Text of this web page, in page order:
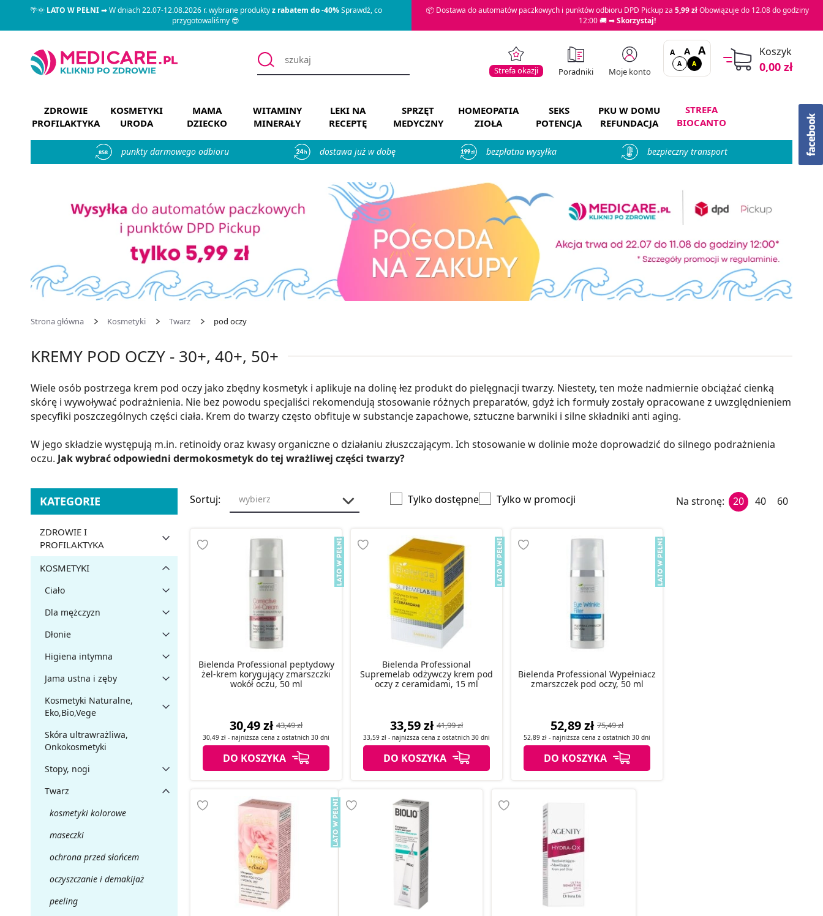
🌴🌞LATO W PEŁNI➡ W dniach 22.07-12.08.2026 r. wybrane produktyz rabatem do -40%Sprawdź, co
przygotowaliśmy 😎
📦 Dostawa do automatów paczkowych i punktów odbioru DPD Pickup za 5,99 złObowiązuje do 12.08 do godziny
12:00 🚚 ➡Skorzystaj!
Strefa okazji Poradniki Moje konto
A A A
A A
Koszyk
0,00 zł
ZDROWIE
PROFILAKTYKA
KOSMETYKI
URODA
MAMA
DZIECKO
WITAMINY
MINERAŁY
LEKI NA
RECEPTĘ
SPRZĘT
MEDYCZNY
HOMEOPATIA
ZIOŁA
SEKS
POTENCJA
PKU W DOMU
REFUNDACJA
STREFA
BIOCANTO
858 punkty darmowego odbioru dostawa już w dobę bezpłatna wysyłka bezpieczny transport
Strona główna Kosmetyki Twarz pod oczy
KREMY POD OCZY - 30+, 40+, 50+
Wiele osób postrzega krem pod oczy jako zbędny kosmetyk i aplikuje na dolinę łez produkt do pielęgnacji twarzy. Niestety, ten może nadmiernie obciążać cienką
skórę i wywoływać podrażnienia. Nie bez powodu specjaliści rekomendują stosowanie różnych preparatów, gdyż ich formuły zostały opracowane z uwzględnieniem
specyfiki poszczególnych części ciała. Krem do twarzy często obfituje w substancje zapachowe, sztuczne barwniki i silne składniki anti aging.
W jego składzie występują m.in. retinoidy oraz kwasy organiczne o działaniu złuszczającym. Ich stosowanie w dolinie może doprowadzić do silnego podrażnienia
oczu. Jak wybrać odpowiedni dermokosmetyk do tej wrażliwej części twarzy?
KATEGORIE
ZDROWIE I
PROFILAKTYKA
KOSMETYKI
Ciało
Dla mężczyzn
Dłonie
Higiena intymna
Jama ustna i zęby
Kosmetyki Naturalne,
Eko,Bio,Vege
Skóra ultrawrażliwa,
Onkokosmetyki
Stopy, nogi
Twarz
kosmetyki kolorowe
maseczki
ochrona przed słońcem
oczyszczanie i demakijaż
peeling
Sortuj: wybierz Tylko dostępne Tylko w promocji Na stronę: 20 40 60
Bielenda Professional peptydowy
żel-krem korygujący zmarszczki
wokół oczu, 50 ml
30,49 zł 43,49 zł
30,49 zł - najniższa cena z ostatnich 30 dni
DO KOSZYKA
Bielenda Professional
Supremelab odżywczy krem pod
oczy z ceramidami, 15 ml
33,59 zł 41,99 zł
33,59 zł - najniższa cena z ostatnich 30 dni
DO KOSZYKA
Bielenda Professional Wypełniacz
zmarszczek pod oczy, 50 ml
52,89 zł 75,49 zł
52,89 zł - najniższa cena z ostatnich 30 dni
DO KOSZYKA